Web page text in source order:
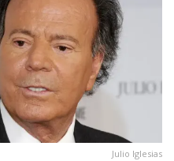
Julio Iglesias